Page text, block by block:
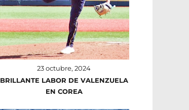
23 octubre, 2024
BRILLANTE LABOR DE VALENZUELA
EN COREA